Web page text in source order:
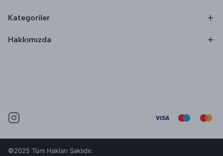
Kategoriler
Hakkımızda
©2025 Tüm Hakları Saklıdır.